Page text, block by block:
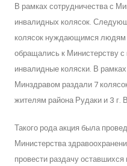
В рамках сотрудничества с
инвалидных колясок.
колясок нуждающимся людям
обращались к Министерству
инвалидные коляски. В
Минздравом раздали 7
жителям района Рудаки и 3 г.
Такого рода акция была
Министерства
провести раздачу оставшихся